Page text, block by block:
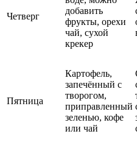
Четверг
добавить
фрукты, орехи
чай, сухой
крекер
Пятница
Картофель,
запечённый с
творогом,
приправленный
зеленью, кофе
или чай